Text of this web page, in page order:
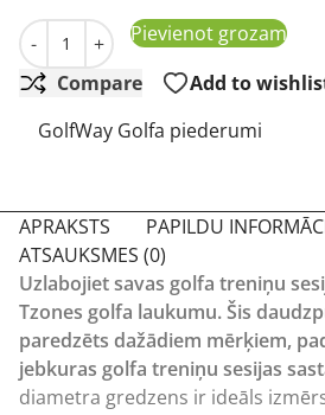
-
GolfWay Play 6 zonu treniņu apļi
+
Pievienot grozam
Compare
Add to
GolfWay Golfa piederumi
APRAKSTS
PAPILDU
ATSAUKSMES (0)
Uzlabojiet savas golfa treniņu
Tzones golfa laukumu. Šis
paredzēts dažādiem mērķiem,
jebkuras golfa treniņu sesijas
diametra gredzens ir ideāls